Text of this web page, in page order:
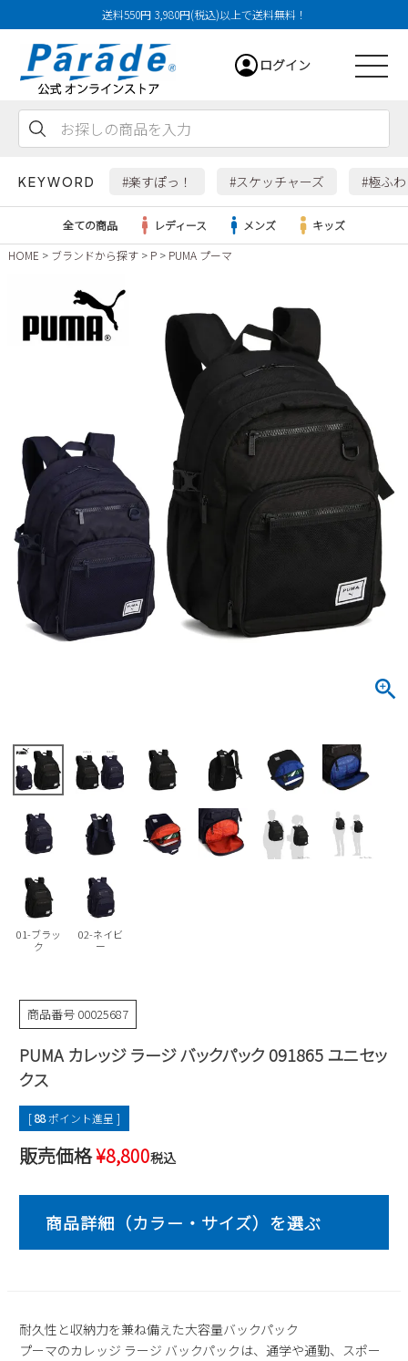
送料550円 3,980円(税込)以上で送料無料！
ログイン
KEYWORD #楽すぽっ！ #スケッチャーズ #極ふ
レディース
レインシューズ
パンプス
スニーカー
ローファー
カジュアルシューズ
ウェア
Parade
SKECHERS
moz
puma
すべての商品
サンダル
レインシューズ
スニーカー
ビジネス・ドレスシューズ
ワークシューズ
ブーツ
ウェア
Parade
SKECHERS
EDWIN
new balance
すべての商品
サンダル
レインシューズ
スニーカー
ブーツ
Parade
new balance
asics
NEW
すべての商品
レディース新入荷
メンズ新入荷
SALE
すべての商品
キッズSALE
バッグ
ボディバッグ
ハンドバッグ
トートバッグ
財布
すべての商品
ケア用品
雑貨
ご利用ガイド
会員サービス
メルマガ購買
営業日カレンダー
日 月 火 水 木 金
土
2
3 4 5 6 7
8
23
24 25 26 27 28
30
31
全ての商品 レディース メンズ
キッズ
HOME
ブランドから探す P PUMA プーマ
01-ブラッ
ク
02-ネイビ
ー
商品番号 00025687
PUMA カレッジ ラージ バックパック 091865 ユニセッ
クス
[88ポイント進呈 ]
販売価格¥8,800税込
耐久性と収納力を兼ね備えた大容量バックパック
プーマのカレッジ ラージ バックパックは、通学や通勤、スポー